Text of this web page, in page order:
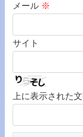
メール ※
サイト
上に表示された